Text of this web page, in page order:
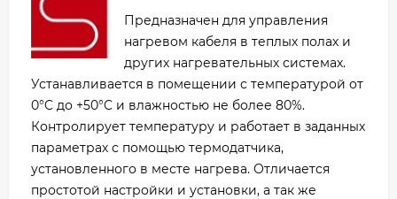
Предназначен для управления
нагревом кабеля в теплых полах и
других нагревательных системах.
Устанавливается в помещении с температурой от
0°C до +50°C и влажностью не более 80%.
Контролирует температуру и работает в заданных
параметрах с помощью термодатчика,
установленного в месте нагрева. Отличается
простотой настройки и установки, а так же